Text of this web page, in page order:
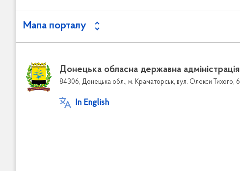
Мапа порталу
Донецька обласна державна адміністрація
84306, Донецька обл., м. Краматорськ, вул. Олекси Тихого, 6
In English